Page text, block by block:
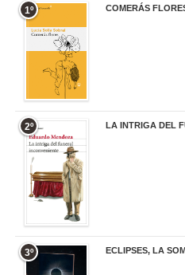
1º COMERÁS
2º LA INTRIGA DEL
3º ECLIPSES, LA